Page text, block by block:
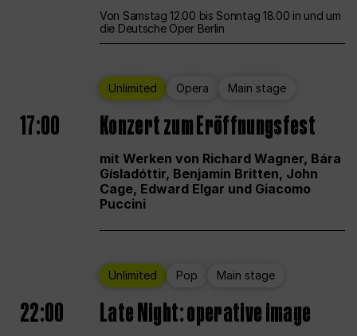
Von Samstag 12.00 bis Sonntag 18.00 in und um
die Deutsche Oper Berlin
Unlimited Opera Main stage
17:00 Konzert zum Eröffnungsfest
mit Werken von Richard Wagner, Bára
Gísladóttir, Benjamin Britten, John
Cage, Edward Elgar und Giacomo
Puccini
Unlimited Pop Main stage
22:00 Late Night: operative image